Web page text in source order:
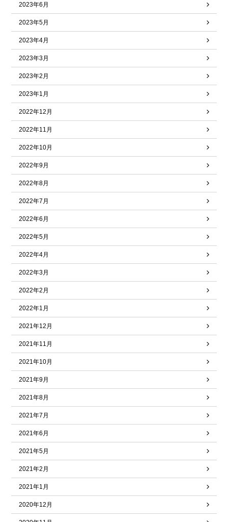
2023年6月
2023年5月
2023年4月
2023年3月
2023年2月
2023年1月
2022年12月
2022年11月
2022年10月
2022年9月
2022年8月
2022年7月
2022年6月
2022年5月
2022年4月
2022年3月
2022年2月
2022年1月
2021年12月
2021年11月
2021年10月
2021年9月
2021年8月
2021年7月
2021年6月
2021年5月
2021年2月
2021年1月
2020年12月